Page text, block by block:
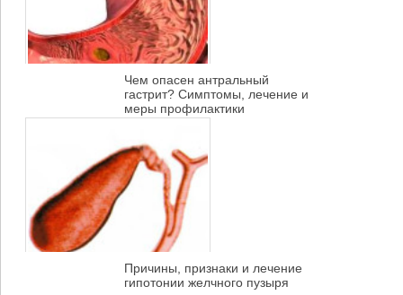
Чем опасен антральный
гастрит? Симптомы, лечение и
меры профилактики
Причины, признаки и лечение
гипотонии желчного пузыря